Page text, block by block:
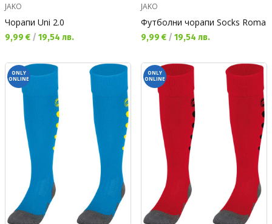
JAKO
Чорапи Uni 2.0
Текуща цена:
9,99 € / 19,54 лв.
JAKO
Футболни чорапи Socks Roma
Текуща цена:
9,99 € / 19,54 лв.
ONLY
ONLINE
ONLY
ONLINE